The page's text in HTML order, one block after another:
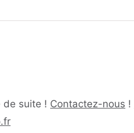
de suite ! Contactez-nous !